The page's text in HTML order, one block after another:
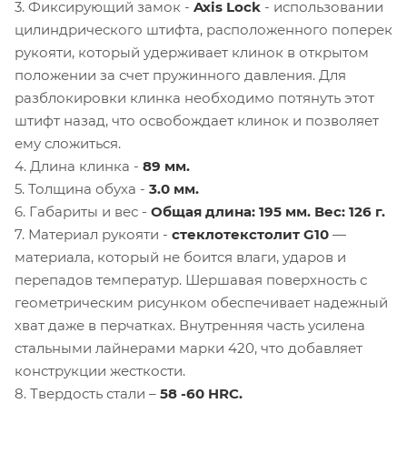
3. Фиксирующий замок - Axis Lock - использовании
цилиндрического штифта, расположенного поперек
рукояти, который удерживает клинок в открытом
положении за счет пружинного давления. Для
разблокировки клинка необходимо потянуть этот
штифт назад, что освобождает клинок и позволяет
ему сложиться.
4. Длина клинка - 89 мм.
5. Толщина обуха - 3.0 мм.
6. Габариты и вес - Общая длина: 195 мм. Вес: 126 г.
7. Материал рукояти - стеклотекстолит G10 —
материала, который не боится влаги, ударов и
перепадов температур. Шершавая поверхность с
геометрическим рисунком обеспечивает надежный
хват даже в перчатках. Внутренняя часть усилена
стальными лайнерами марки 420, что добавляет
конструкции жесткости.
8. Твердость стали – 58 -60 HRC.